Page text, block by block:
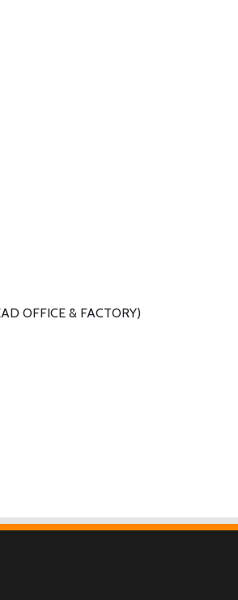
OFFICE & FACTORY)